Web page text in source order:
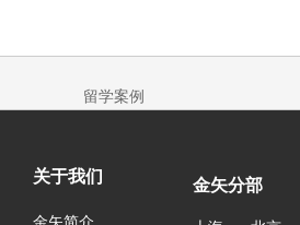
留学案例
关于我们 金矢分部